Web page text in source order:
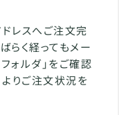
レスへご注文完
らく経ってもメー
ォルダ」をご確認
よりご注文状況を